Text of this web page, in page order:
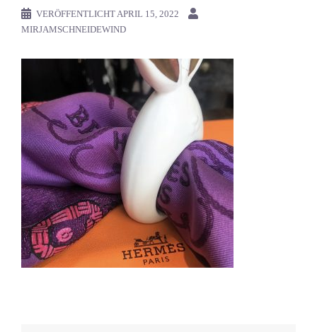
VERÖFFENTLICHTAPRIL 15, 2022
MIRJAMSCHNEIDEWIND